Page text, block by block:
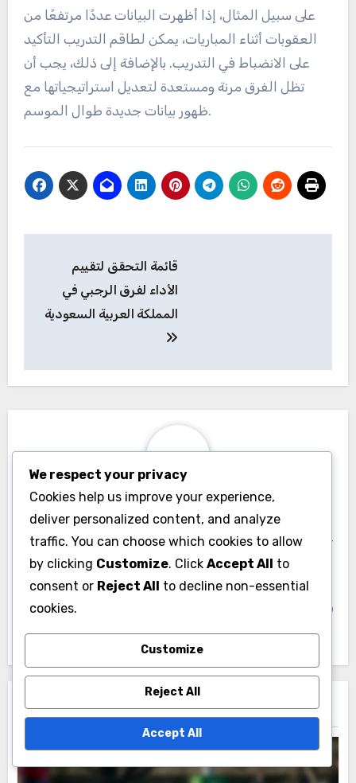
على سبيل المثال، إذا أظهرت البيانات عددًا مرتفعًا من
العقوبات أثناء المباريات، يمكن لطاقم التدريب التأكيد
على الانضباط في التدريب. بالإضافة إلى ذلك، يجب أن
تظل الفرق مرنة ومستعدة لتعديل استراتيجياتها مع
ظهور بيانات جديدة طوال الموسم.
navigation
قائمة التحقق لتقييم
الأداء لفرق الرجبي في
المملكة العربية السعودية
By جوليان كارتر
جوليان كارتر محلل رياضي لديه شغف برياضة الرجبي. مع أكثر
من عقد من الخبرة في قياسات الأداء، يتخصص في تحليل
مواقع اللاعبين واستراتيجيات الفرق. تساعد رؤاه المدربين
واللاعبين على تحسين أدائهم من خلال اتخاذ قرارات مستندة
Related Post
We respect your privacy
Cookies help us improve your experience,
deliver personalized content, and analyze
traffic. You can choose which cookies to allow
by clicking Customize. Click Accept All to
consent or Reject All to decline non-essential
cookies.
Customize
Reject All
Accept All